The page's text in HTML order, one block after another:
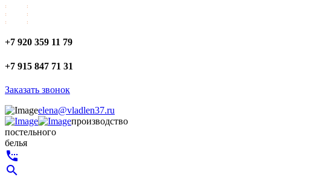
+7 920 359 11 79
+7 915 847 71 31
Заказать звонок
elena@vladlen37.ru
производство
постельного
белья
settings_phone
search